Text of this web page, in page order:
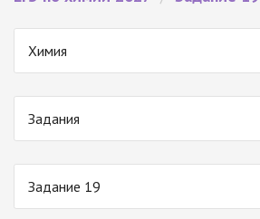
Химия
Задания
Задание 19